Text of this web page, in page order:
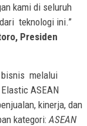
kami di seluruh
teknologi ini.”
Presiden
bisnis melalui
ASEAN
kinerja, dan
kategori: ASEAN